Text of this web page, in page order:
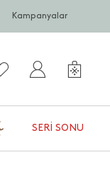
Kampanyalar
SERI SONU